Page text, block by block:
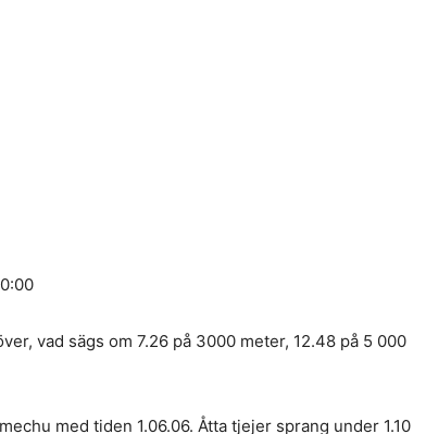
vad sägs om 7.26 på 3000 meter, 12.48 på 5 000
med tiden 1.06.06. Åtta tjejer sprang under 1.10